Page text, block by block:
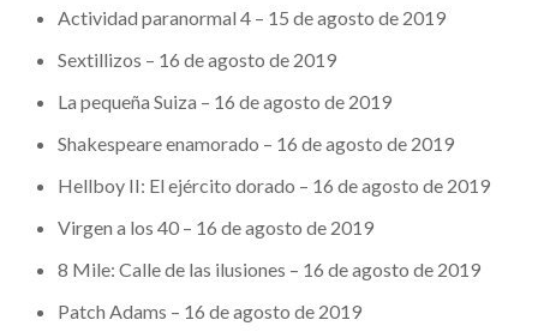
Actividad paranormal 4 – 15 de agosto de 2019
Sextillizos – 16 de agosto de 2019
La pequeña Suiza – 16 de agosto de 2019
Shakespeare enamorado – 16 de agosto de 2019
Hellboy II: El ejército dorado – 16 de agosto de 2019
Virgen a los 40 – 16 de agosto de 2019
8 Mile: Calle de las ilusiones – 16 de agosto de 2019
Patch Adams – 16 de agosto de 2019